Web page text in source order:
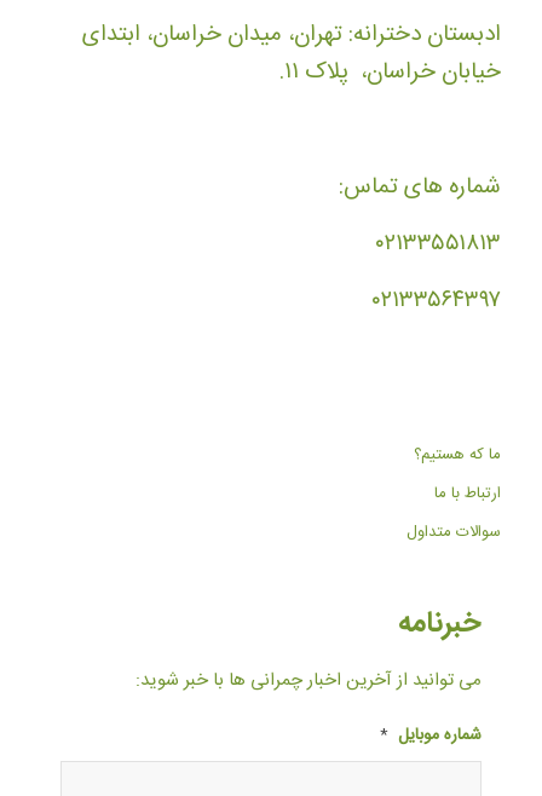
ادبستان دخترانه: تهران، میدان خراسان، ابتدای
خیابان خراسان، پلاک ۱۱.
شماره های تماس:
۰۲۱۳۳۵۵۱۸۱۳
۰۲۱۳۳۵۶۴۳۹۷
ما که هستیم؟
ارتباط با ما
سوالات متداول
خبرنامه
می توانید از آخرین اخبار چمرانی ها با خبر شوید:
شماره موبایل *